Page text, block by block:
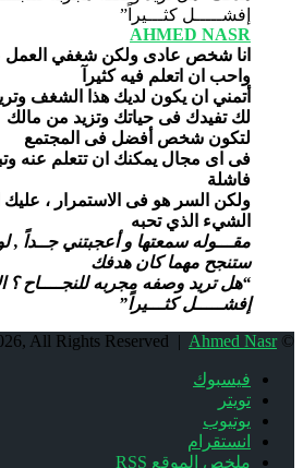
AHMED NASR
انا شخص عادى ولكن شغفي العمل
واحب ان اتعلم فيه كثيرآ
أتمني ان يكون لديك هذا الشغف
لك تفيدك فى حياتك وتزيد من مالك
لتكون شخص أفضل فى المجتمع
فى اى مجال يمكنك ان تتعلم عنه
فاشلة
ولكن السر هو فى الاستمرار ،
الشيء الذي تحبه
مقـــوله سمعتها و أعجبتني جــداً ,
ستنجح مهما كان هدفك
“هل تريد وصفه مجربه للنجــــاح ؟
إفشـــــل كثـــيراً”
© Copyright 2026, All Rights Reserved |
Ahmed Nasr
فيسبوك
تويتر
يوتيوب
انستقرام
ملخص الموقع RSS